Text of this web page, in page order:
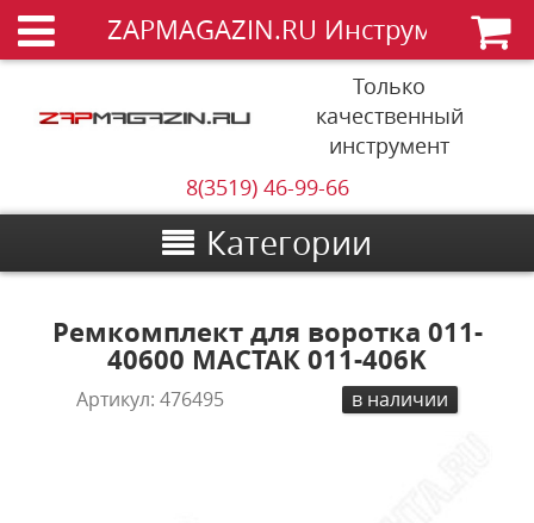
ZAPMAGAZIN.RU Инструменты
Только
качественный
инструмент
8(3519) 46-99-66
Категории
Ремкомплект для воротка 011-
40600 МАСТАК 011-406K
Артикул:476495 в наличии